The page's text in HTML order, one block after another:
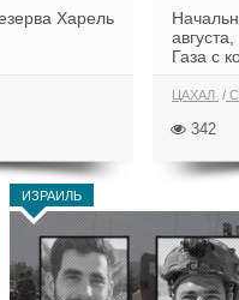
Харель
Газа с
ЦАХАЛ
342
ИЗРАИЛЬ